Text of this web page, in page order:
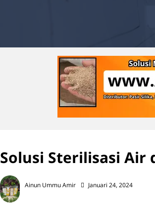
Solusi Sterilisasi Air
Ainun Ummu Amir Januari 24, 2024